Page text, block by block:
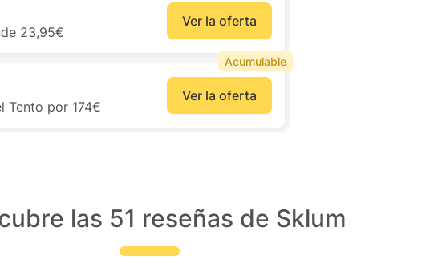
23,95€
Ver la oferta
Tento por 174€
Ver la oferta
Acumulable
las 51 reseñas de Sklum